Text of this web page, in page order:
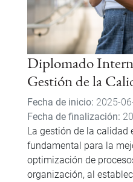
Diplomado
Gestión de la
Fecha de inicio 2025-
Fecha de finalización
La gestión de la calidad
fundamental para la
optimización de
organización, al